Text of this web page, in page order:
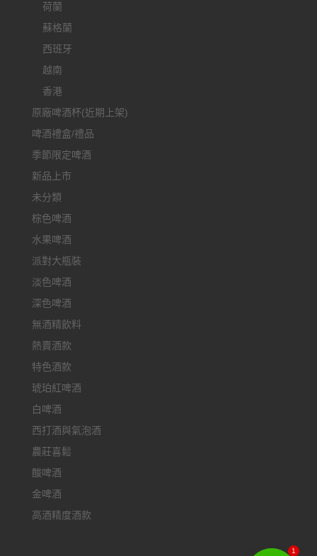
荷蘭
蘇格蘭
西班牙
越南
香港
原廠啤酒杯(近期上架)
啤酒禮盒/禮品
季節限定啤酒
新品上市
未分類
棕色啤酒
水果啤酒
派對大瓶裝
淡色啤酒
深色啤酒
無酒精飲料
熱賣酒款
特色酒款
琥珀紅啤酒
白啤酒
西打酒與氣泡酒
農莊喜鬆
酸啤酒
金啤酒
高酒精度酒款
1